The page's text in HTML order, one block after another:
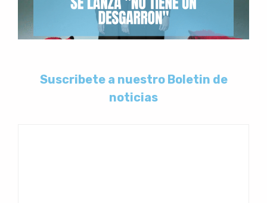
Suscribete a nuestro Boletin de
noticias